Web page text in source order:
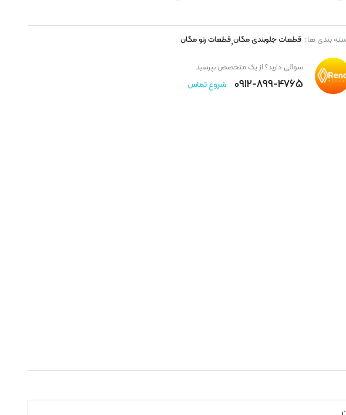
بندی ها: قطعات جلوبندی مگان,قطعات رنو مگان
سوالی دارید؟ از یک متخصص بپرسید
۰۹۱۲-۸۹۹-۴۷۶۵ شروع تماس